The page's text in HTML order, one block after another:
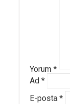
Yorum *
Ad *
E-posta *